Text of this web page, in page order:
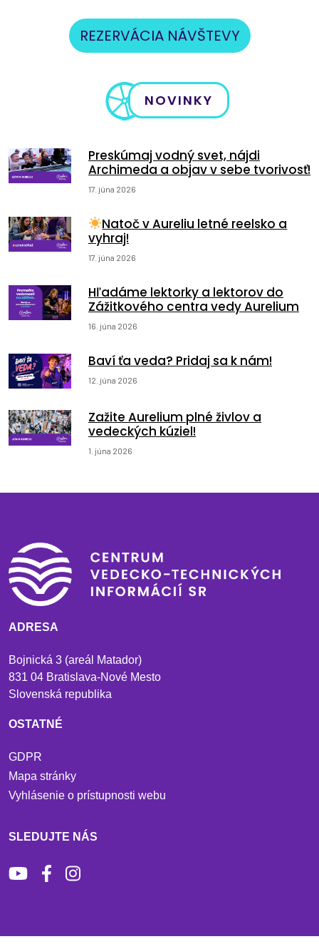
REZERVÁCIA NÁVŠTEVY
NOVINKY
Preskúmaj vodný svet, nájdi
Archimeda a objav v sebe tvorivosť!
17. júna 2026
Natoč v Aureliu letné reelsko a
vyhraj!
17. júna 2026
Hľadáme lektorky a lektorov do
Zážitkového centra vedy Aurelium
16. júna 2026
Baví ťa veda? Pridaj sa k nám!
12. júna 2026
Zažite Aurelium plné živlov a
vedeckých kúziel!
1. júna 2026
ADRESA
Bojnická 3 (areál Matador)
831 04 Bratislava-Nové Mesto
Slovenská republika
OSTATNÉ
GDPR
Mapa stránky
Vyhlásenie o prístupnosti webu
SLEDUJTE NÁS